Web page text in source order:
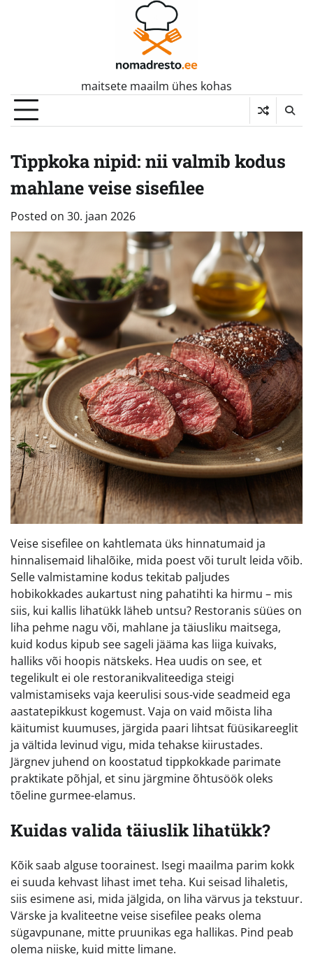
maitsete maailm ühes kohas
Tippkoka nipid: nii valmib kodus
mahlane veise sisefilee
Posted on 30. jaan 2026
Veise sisefilee on kahtlemata üks hinnatumaid ja
hinnalisemaid lihalõike, mida poest või turult leida võib.
Selle valmistamine kodus tekitab paljudes
hobikokkades aukartust ning pahatihti ka hirmu – mis
siis, kui kallis lihatükk läheb untsu? Restoranis süües on
liha pehme nagu või, mahlane ja täiusliku maitsega,
kuid kodus kipub see sageli jääma kas liiga kuivaks,
halliks või hoopis nätskeks. Hea uudis on see, et
tegelikult ei ole restoranikvaliteediga steigi
valmistamiseks vaja keerulisi sous-vide seadmeid ega
aastatepikkust kogemust. Vaja on vaid mõista liha
käitumist kuumuses, järgida paari lihtsat füüsikareeglit
ja vältida levinud vigu, mida tehakse kiirustades.
Järgnev juhend on koostatud tippkokkade parimate
praktikate põhjal, et sinu järgmine õhtusöök oleks
tõeline gurmee-elamus.
Kuidas valida täiuslik lihatükk?
Kõik saab alguse toorainest. Isegi maailma parim kokk
ei suuda kehvast lihast imet teha. Kui seisad lihaletis,
siis esimene asi, mida jälgida, on liha värvus ja tekstuur.
Värske ja kvaliteetne veise sisefilee peaks olema
sügavpunane, mitte pruunikas ega hallikas. Pind peab
olema niiske, kuid mitte limane.